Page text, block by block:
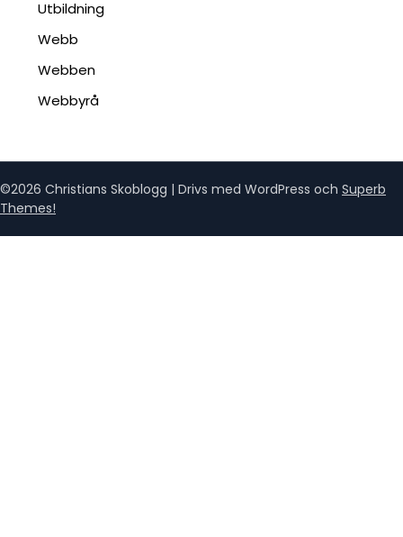
Utbildning
Webb
Webben
Webbyrå
©2026 Christians Skoblogg | Drivs med WordPress och Superb
Themes!